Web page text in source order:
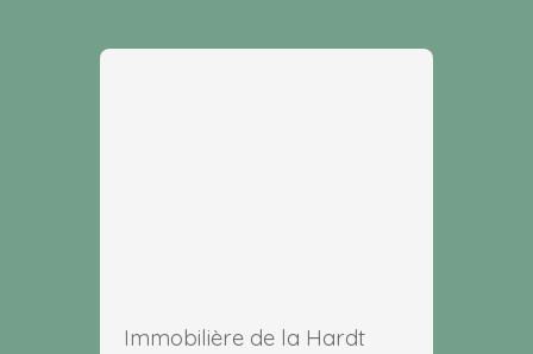
Immobilière de la Hardt